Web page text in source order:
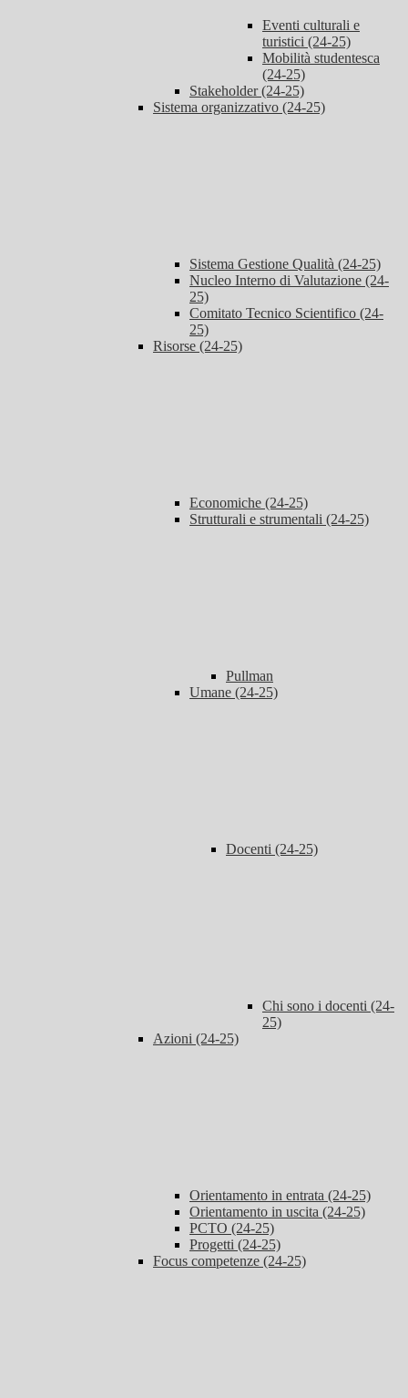
Eventi culturali e
turistici (24-25)
Mobilità studentesca
(24-25)
Stakeholder (24-25)
Sistema organizzativo (24-25)
Sistema Gestione Qualità (24-25)
Nucleo Interno di Valutazione (24-
25)
Comitato Tecnico Scientifico (24-
25)
Risorse (24-25)
Economiche (24-25)
Strutturali e strumentali (24-25)
Pullman
Umane (24-25)
Docenti (24-25)
Chi sono i docenti (24-
25)
Azioni (24-25)
Orientamento in entrata (24-25)
Orientamento in uscita (24-25)
PCTO (24-25)
Progetti (24-25)
Focus competenze (24-25)